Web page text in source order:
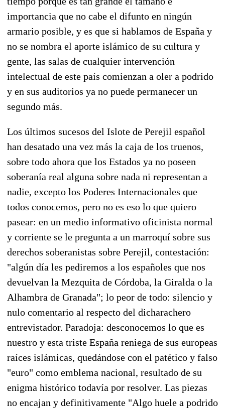
importancia que no cabe el difunto en ningún
armario posible, y es que si hablamos de España y
no se nombra el aporte islámico de su cultura y
gente, las salas de cualquier intervención
intelectual de este país comienzan a oler a podrido
y en sus auditorios ya no puede permanecer un
segundo más.
Los últimos sucesos del Islote de Perejil español
han desatado una vez más la caja de los truenos,
sobre todo ahora que los Estados ya no poseen
soberanía real alguna sobre nada ni representan a
nadie, excepto los Poderes Internacionales que
todos conocemos, pero no es eso lo que quiero
pasear: en un medio informativo oficinista normal
y corriente se le pregunta a un marroquí sobre sus
derechos soberanistas sobre Perejil, contestación:
"algún día les pediremos a los españoles que nos
devuelvan la Mezquita de Córdoba, la Giralda o la
Alhambra de Granada"; lo peor de todo: silencio y
nulo comentario al respecto del dicharachero
entrevistador. Paradoja: desconocemos lo que es
nuestro y esta triste España reniega de sus europeas
raíces islámicas, quedándose con el patético y falso
"euro" como emblema nacional, resultado de su
enigma histórico todavía por resolver. Las piezas
no encajan y definitivamente "Algo huele a podrido